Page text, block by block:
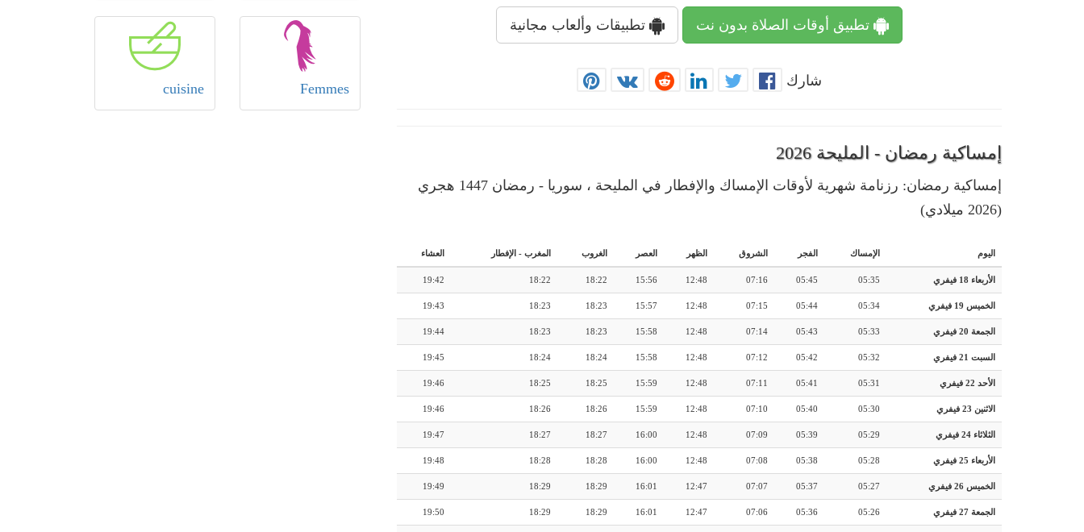
تطبيق أوقات الصلاة بدون نت تطبيقات وألعاب مجانية
شارك
إمساكية رمضان - المليحة 2026
إمساكية رمضان: رزنامة شهرية لأوقات الإمساك والإفطار في المليحة ، سوريا - رمضان 1447 هجري
(2026 ميلادي)
اليوم الإمساك الفجر الشروق الظهر العصر الغروب المغرب - الإفطار العشاء
الأربعاء 18 فيفري 05:35
05:45
07:16
12:48
15:56
18:22
18:22
19:42
الخميس 19 فيفري 05:34
05:44
07:15
12:48
15:57
18:23
18:23
19:43
الجمعة 20 فيفري 05:33
05:43
07:14
12:48
15:58
18:23
18:23
19:44
السبت 21 فيفري 05:32
05:42
07:12
12:48
15:58
18:24
18:24
19:45
الأحد 22 فيفري 05:31
05:41
07:11
12:48
15:59
18:25
18:25
19:46
الاثنين 23 فيفري 05:30
05:40
07:10
12:48
15:59
18:26
18:26
19:46
الثلاثاء 24 فيفري 05:29
05:39
07:09
12:48
16:00
18:27
18:27
19:47
الأربعاء 25 فيفري 05:28
05:38
07:08
12:48
16:00
18:28
18:28
19:48
الخميس 26 فيفري 05:27
05:37
07:07
12:47
16:01
18:29
18:29
19:49
الجمعة 27 فيفري 05:26
05:36
07:06
12:47
16:01
18:29
18:29
19:50
Femmes
cuisine